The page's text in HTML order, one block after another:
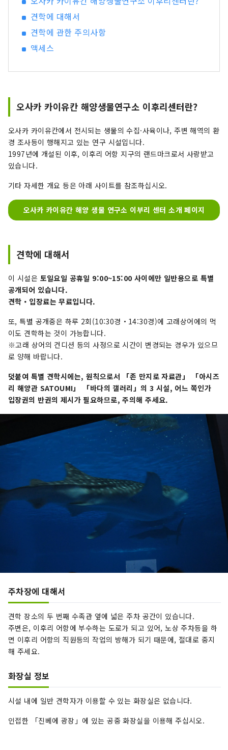
견학에 대해서
견학에 관한 주의사항
액세스
오사카 카이유칸 해양생물연구소 이후리센터란?
오사카 카이유칸에서 전시되는 생물의 수집·사육이나, 주변 해역의 환
경 조사등이 행해지고 있는 연구 시설입니다.
1997년에 개설된 이후, 이후리 어항 지구의 랜드마크로서 사랑받고
있습니다.
기타 자세한 개요 등은 아래 사이트를 참조하십시오.
오사카 카이유칸 해양 생물 연구소 이부리 센터 소개 페이지
견학에 대해서
이 시설은 토일요일 공휴일 9:00~15:00 사이에만 일반용으로 특별
공개되어 있습니다.
견학・입장료는 무료입니다.
또, 특별 공개중은 하루 2회(10:30경・14:30경)에 고래상어에의 먹
이도 견학하는 것이 가능합니다.
※고래 상어의 컨디션 등의 사정으로 시간이 변경되는 경우가 있으므
로 양해 바랍니다.
덧붙여 특별 견학시에는, 원칙으로서 「존 만지로 자료관」 「아시즈
리 해양관 SATOUMI」 「바다의 갤러리」의 3 시설, 어느 쪽인가
입장권의 반권의 제시가 필요하므로, 주의해 주세요.
주차장에 대해서
견학 장소의 두 번째 수족관 옆에 넓은 주차 공간이 있습니다.
주변은, 이후리 어항에 부수하는 도로가 되고 있어, 노상 주차등을 하
면 이후리 어항의 직원등의 작업의 방해가 되기 때문에, 절대로 중지
해 주세요.
화장실 정보
시설 내에 일반 견학자가 이용할 수 있는 화장실은 없습니다.
인접한 「진베에 광장」에 있는 공중 화장실을 이용해 주십시오.